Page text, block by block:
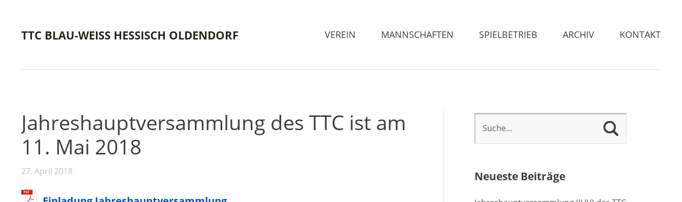
TTC BLAU-WEISS HESSISCH OLDENDORF VEREIN MANNSCHAFTEN SPIELBETRIEB ARCHIV KONTAKT
Jahreshauptversammlung des TTC ist am
11. Mai 2018
27. April 2018 Neueste Beiträge